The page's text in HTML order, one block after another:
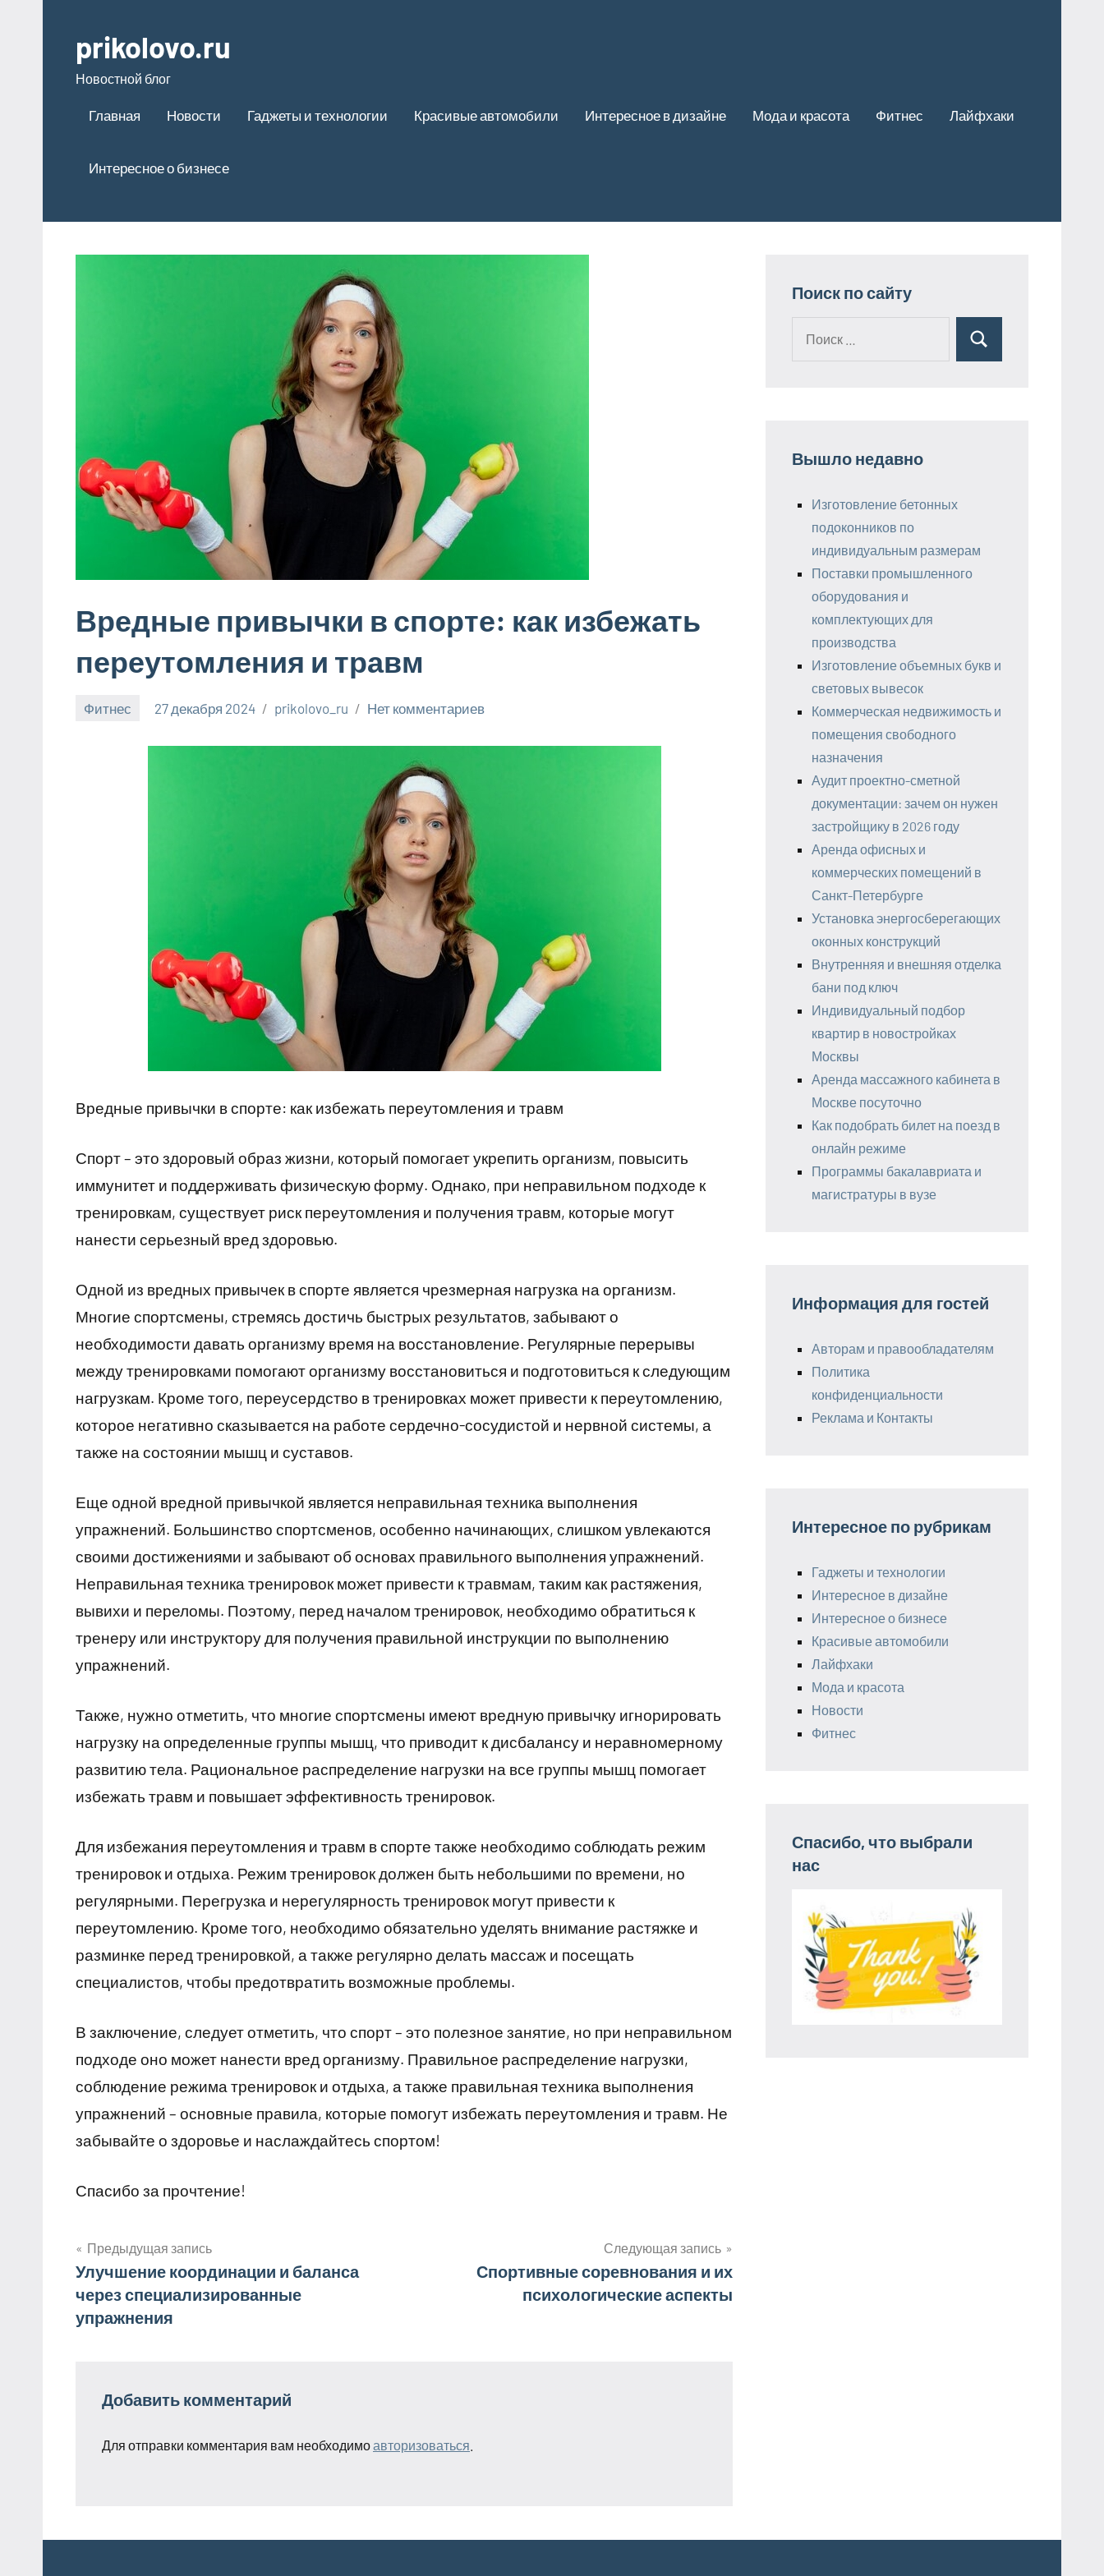
содержимому
prikolovo.ru
Новостной блог
Главная Новости Гаджеты и технологии Красивые автомобили Интересное в дизайне Мода и красота Фитнес Лайфхаки
Интересное о бизнесе
Вредные привычки в спорте: как избежать
переутомления и травм
Фитнес 27 декабря 2024 prikolovo_ru Нет комментариев
Вредные привычки в спорте: как избежать переутомления и травм
Спорт – это здоровый образ жизни, который помогает укрепить организм, повысить
иммунитет и поддерживать физическую форму. Однако, при неправильном подходе к
тренировкам, существует риск переутомления и получения травм, которые могут
нанести серьезный вред здоровью.
Одной из вредных привычек в спорте является чрезмерная нагрузка на организм.
Многие спортсмены, стремясь достичь быстрых результатов, забывают о
необходимости давать организму время на восстановление. Регулярные перерывы
между тренировками помогают организму восстановиться и подготовиться к следующим
нагрузкам. Кроме того, переусердство в тренировках может привести к переутомлению,
которое негативно сказывается на работе сердечно-сосудистой и нервной системы, а
также на состоянии мышц и суставов.
Еще одной вредной привычкой является неправильная техника выполнения
упражнений. Большинство спортсменов, особенно начинающих, слишком увлекаются
своими достижениями и забывают об основах правильного выполнения упражнений.
Неправильная техника тренировок может привести к травмам, таким как растяжения,
вывихи и переломы. Поэтому, перед началом тренировок, необходимо обратиться к
тренеру или инструктору для получения правильной инструкции по выполнению
упражнений.
Также, нужно отметить, что многие спортсмены имеют вредную привычку игнорировать
нагрузку на определенные группы мышц, что приводит к дисбалансу и неравномерному
развитию тела. Рациональное распределение нагрузки на все группы мышц помогает
избежать травм и повышает эффективность тренировок.
Для избежания переутомления и травм в спорте также необходимо соблюдать режим
тренировок и отдыха. Режим тренировок должен быть небольшими по времени, но
регулярными. Перегрузка и нерегулярность тренировок могут привести к
переутомлению. Кроме того, необходимо обязательно уделять внимание растяжке и
разминке перед тренировкой, а также регулярно делать массаж и посещать
специалистов, чтобы предотвратить возможные проблемы.
В заключение, следует отметить, что спорт – это полезное занятие, но при неправильном
подходе оно может нанести вред организму. Правильное распределение нагрузки,
соблюдение режима тренировок и отдыха, а также правильная техника выполнения
упражнений – основные правила, которые помогут избежать переутомления и травм. Не
забывайте о здоровье и наслаждайтесь спортом!
Спасибо за прочтение!
Навигация
по
Предыдущая запись
Улучшение координации и баланса
через специализированные
упражнения
Следующая запись
Спортивные соревнования и их
психологические аспекты
Добавить комментарий
Для отправки комментария вам необходимоавторизоваться
Поиск по сайту
Поиск
Вышло недавно
Изготовление бетонных
подоконников по
индивидуальным размерам
Поставки промышленного
оборудования и
комплектующих для
производства
Изготовление объемных букв и
световых вывесок
Коммерческая недвижимость и
помещения свободного
назначения
Аудит проектно-сметной
документации: зачем он нужен
застройщику в 2026 году
Аренда офисных и
коммерческих помещений в
Санкт-Петербурге
Установка энергосберегающих
оконных конструкций
Внутренняя и внешняя отделка
бани под ключ
Индивидуальный подбор
квартир в новостройках
Москвы
Аренда массажного кабинета в
Москве посуточно
Как подобрать билет на поезд в
онлайн режиме
Программы бакалавриата и
магистратуры в вузе
Информация для гостей
Авторам и правообладателям
Политика
конфиденциальности
Реклама и Контакты
Интересное по рубрикам
Гаджеты и технологии
Интересное в дизайне
Интересное о бизнесе
Красивые автомобили
Лайфхаки
Мода и красота
Новости
Фитнес
Спасибо, что выбрали
нас